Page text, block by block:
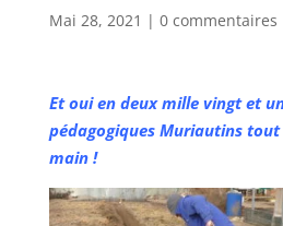
Mai 28, 2021 | 0 commentaires
Et oui en deux mille vingt et
pédagogiques Muriautins
main !